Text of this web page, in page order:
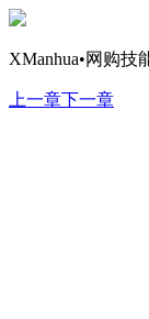
XManhua•网购技
上一章下一章